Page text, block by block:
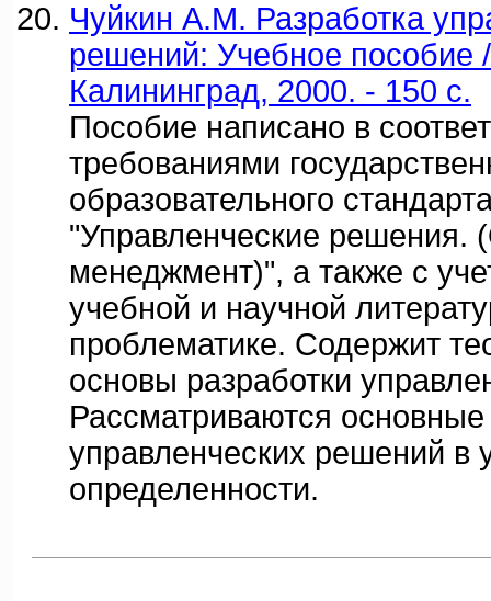
Чуйкин А.М. Разработка
решений: Учебное пособие
Калининград, 2000. - 150 с.
Пособие написано в
требованиями
образовательного
"Управленческие решения.
менеджмент)", а также с
учебной и научной
проблематике. Содержит
основы разработки
Рассматриваются основные
управленческих решений в
определенности.